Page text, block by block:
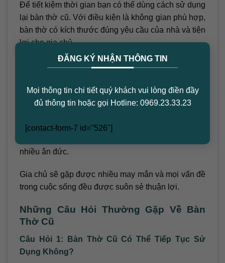
ĐĂNG KÝ NHẬN THÔNG TIN
Mọi thông tin chi tiết quý khách vui lòng điền đầy
đủ thông tin hoặc gọi Hotline: 0969.23.33.23
[contact-form-7 id="526"]
Để tiết kiệm thời gian bạn có thể dùng cách sử dụng
lại bàn thờ cũ. Với điều kiện là không gian phù hợp,
bàn thờ có kích thước đúng yêu cầu của nhà và tiện
lợi cho gia chủ.
Trước khi sử dụng lại bàn thờ cũ bạn cần vệ sinh
lễ xin gia tiên, thần linh để sử dụng lại bàn thờ.
cảm với thần linh. Vì sự kính trọng, tôn kính và lòng
nhiều ân đức.
Gia chủ sẽ gặp được nhiều may mắn và mọi vấn đề
trong cuộc sống đều được suôn sẻ thuận lợi.
Những Câu Hỏi Thường Gặp Về Bàn
Thờ Cũ
Câu Hỏi 1: Bàn Thờ Cũ Có Thể Tiếp Tục Sử
Dụng Không?